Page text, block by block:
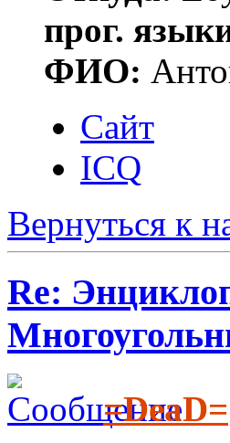
прог.
ФИО:
Сайт
ICQ
Вернуться к
Re:
=DeaD=